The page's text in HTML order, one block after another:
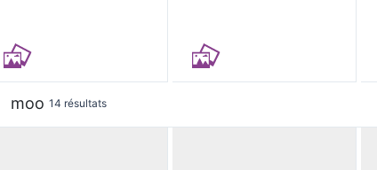
moo 14 résultats